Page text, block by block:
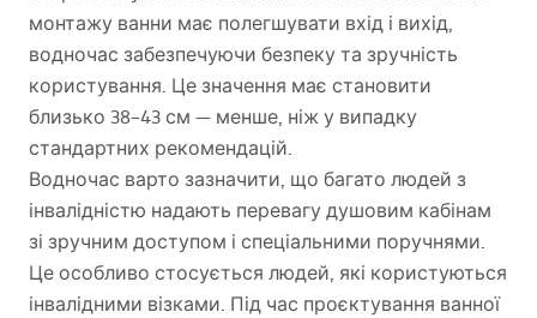
монтажу ванни має полегшувати вхід і вихід,
водночас забезпечуючи безпеку та зручність
користування. Це значення має становити
близько 38–43 см — менше, ніж у випадку
стандартних рекомендацій.
Водночас варто зазначити, що багато людей з
інвалідністю надають перевагу душовим кабінам
зі зручним доступом і спеціальними поручнями.
Це особливо стосується людей, які користуються
інвалідними візками. Під час проєктування ванної